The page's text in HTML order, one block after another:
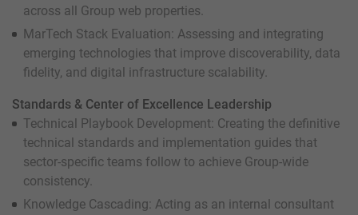
across all Group web properties.
MarTech Stack Evaluation: Assessing and integrating
emerging technologies that improve discoverability, data
fidelity, and digital infrastructure scalability.
Standards & Center of Excellence Leadership
Technical Playbook Development: Creating the definitive
technical standards and implementation guides that
sector-specific teams follow to achieve Group-wide
consistency.
Knowledge Cascading: Acting as an internal consultant